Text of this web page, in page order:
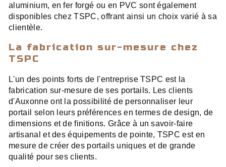
aluminium, en fer forgé ou en PVC sont également
disponibles chez TSPC, offrant ainsi un choix varié à sa
clientèle.
La fabrication sur-mesure chez
TSPC
L'un des points forts de l'entreprise TSPC est la
fabrication sur-mesure de ses portails. Les clients
d'Auxonne ont la possibilité de personnaliser leur
portail selon leurs préférences en termes de design, de
dimensions et de finitions. Grâce à un savoir-faire
artisanal et des équipements de pointe, TSPC est en
mesure de créer des portails uniques et de grande
qualité pour ses clients.